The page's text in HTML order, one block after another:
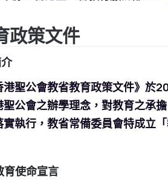
政策文件
港聖公會教省教育政策文件》於
聖公會之辦學理念，對教育之承
實執行，教省常備委員會特成立
育使命宣言